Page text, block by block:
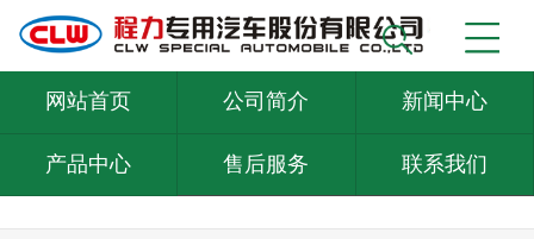
网站首页 公司简介 新闻中心
产品中心 售后服务 联系我们